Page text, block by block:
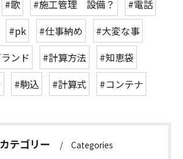
#歌 #施工管理 設備？
#電話
#pk #仕事納め
#大変な事
ンド
#計算方法
#知恵袋
#駒込 #計算式 #コンテナ
カテゴリー Categories